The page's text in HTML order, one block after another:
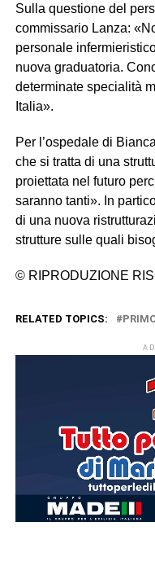
Sulla questione del
commissario Lanza:
personale
nuova graduatoria.
determinate specialità
Italia».
Per l’ospedale di
che si tratta di una
proiettata nel futuro
saranno tanti». In
di una nuova
strutture sulle quali
© RIPRODUZIONE
RELATED TOPICS: